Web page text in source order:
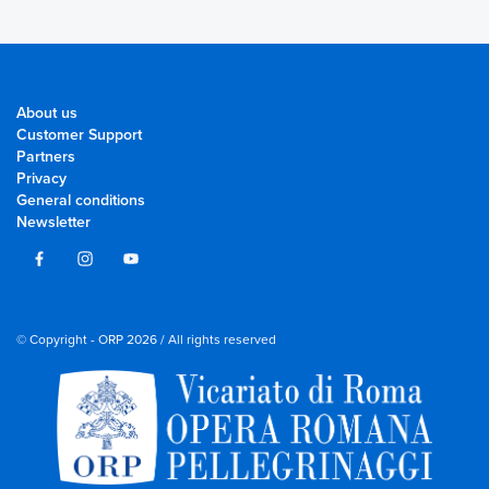
About us
Customer Support
Partners
Privacy
General conditions
Newsletter
© Copyright - ORP 2026 / All rights reserved